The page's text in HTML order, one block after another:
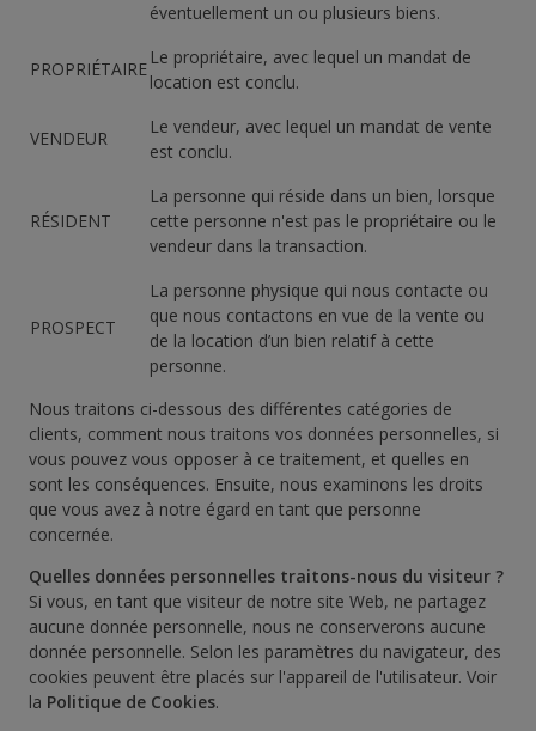
éventuellement un ou plusieurs biens.
PROPRIÉTAIRE
Le propriétaire, avec lequel un mandat de
location est conclu.
VENDEUR
Le vendeur, avec lequel un mandat de vente
est conclu.
RÉSIDENT
La personne qui réside dans un bien, lorsque
cette personne n'est pas le propriétaire ou le
vendeur dans la transaction.
PROSPECT
La personne physique qui nous contacte ou
que nous contactons en vue de la vente ou
de la location d’un bien relatif à cette
personne.
Nous traitons ci-dessous des différentes catégories de
clients, comment nous traitons vos données personnelles, si
vous pouvez vous opposer à ce traitement, et quelles en
sont les conséquences. Ensuite, nous examinons les droits
que vous avez à notre égard en tant que personne
concernée.
Quelles données personnelles traitons-nous du visiteur ?
Si vous, en tant que visiteur de notre site Web, ne partagez
aucune donnée personnelle, nous ne conserverons aucune
donnée personnelle. Selon les paramètres du navigateur, des
cookies peuvent être placés sur l'appareil de l'utilisateur. Voir
la Politique de Cookies.